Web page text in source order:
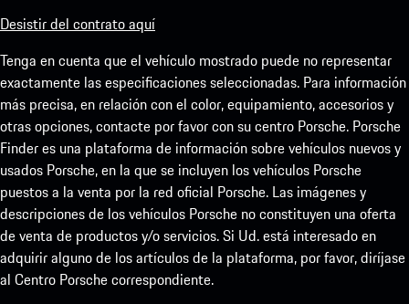
Desistir del contrato aquí
Tenga en cuenta que el vehículo mostrado puede no representar
exactamente las especificaciones seleccionadas. Para información
más precisa, en relación con el color, equipamiento, accesorios y
otras opciones, contacte por favor con su centro Porsche. Porsche
Finder es una plataforma de información sobre vehículos nuevos y
usados Porsche, en la que se incluyen los vehículos Porsche
puestos a la venta por la red oficial Porsche. Las imágenes y
descripciones de los vehículos Porsche no constituyen una oferta
de venta de productos y/o servicios. Si Ud. está interesado en
adquirir alguno de los artículos de la plataforma, por favor, diríjase
al Centro Porsche correspondiente.